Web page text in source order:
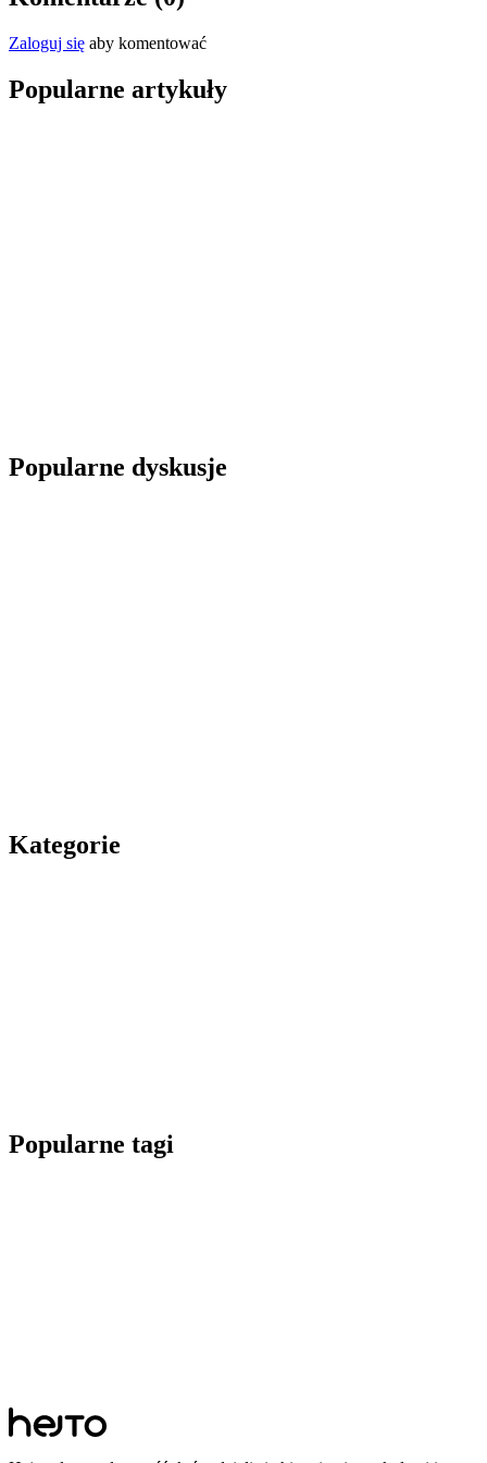
Zaloguj się aby komentować
Popularne artykuły
Popularne dyskusje
Kategorie
Popularne tagi